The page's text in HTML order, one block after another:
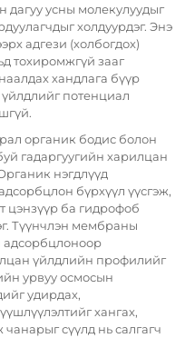
дагуу усны молекулуудыг
холдуурдэг. Энэ
адгези (холбогдох)
тохиромжгүй зааг
хандлага бүүр
потенциал
органик бодис болон
гадаргуугийн харилцан
нэгдлүүд
бүрхүүл үүсгэж,
цэнзүүр ба гидрофоб
Түүнчлэн мембраны
адсорбцлоноор
үйлдлийн профилийг
урвуу осмосын
удирдах,
хангах,
сүүлд нь салгагч